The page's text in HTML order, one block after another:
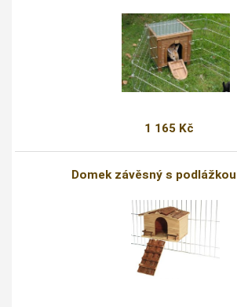
1 165 Kč
Domek závěsný s